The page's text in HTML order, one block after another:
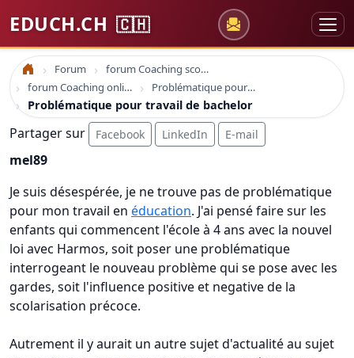
EDUCH.CH 🇨🇭
Accueil Forum
forum Coaching scolaire
forum Coaching online formation professionelle emploi education
Problématique pour travail de bachelor
Problématique pour travail de bachelor
Partager sur Facebook LinkedIn E-mail
mel89
Je suis désespérée, je ne trouve pas de problématique
pour mon travail en éducation. J'ai pensé faire sur les
enfants qui commencent l'école à 4 ans avec la nouvel
loi avec Harmos, soit poser une problématique
interrogeant le nouveau problème qui se pose avec les
gardes, soit l'influence positive et negative de la
scolarisation précoce.
Autrement il y aurait un autre sujet d'actualité au sujet